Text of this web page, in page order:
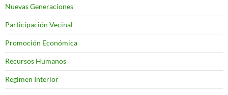
Nuevas Generaciones
Participación Vecinal
Promoción Económica
Recursos Humanos
Regimen Interior